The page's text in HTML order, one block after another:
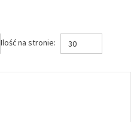
Ilość na stronie: 30